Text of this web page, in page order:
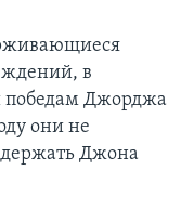
в
победам Джорджа
они не
Джона